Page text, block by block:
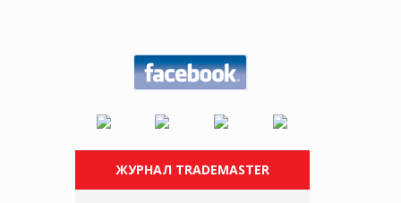
ЖУРНАЛ TRADEMASTER